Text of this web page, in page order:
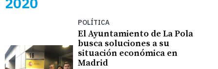
POLÍTICA
El Ayuntamiento de La Pola
busca soluciones a su
situación económica en
Madrid